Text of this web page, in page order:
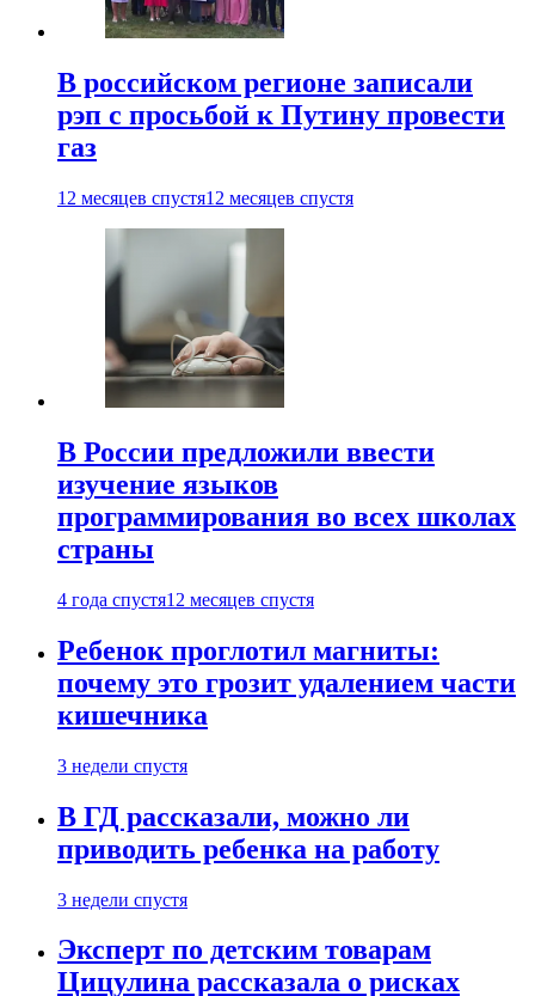
В российском регионе записали
рэп с просьбой к Путину провести
газ
12 месяцев спустя12 месяцев спустя
В России предложили ввести
изучение языков
программирования во всех школах
страны
4 года спустя12 месяцев спустя
Ребенок проглотил магниты:
почему это грозит удалением части
кишечника
3 недели спустя
В ГД рассказали, можно ли
приводить ребенка на работу
3 недели спустя
Эксперт по детским товарам
Цицулина рассказала о рисках